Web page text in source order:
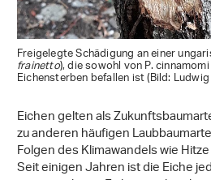
Freigelegte Schädigung an einer
frainetto), die sowohl von P.
Eichensterben befallen ist (Bild:
Eichen gelten als
zu anderen häufigen
Folgen des Klimawandels wie
Seit einigen Jahren ist die Eiche